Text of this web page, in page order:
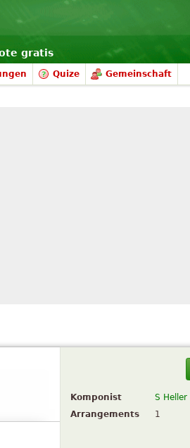
gratis
Quize Gemeinschaft
Komponist S Heller
Arrangements
1